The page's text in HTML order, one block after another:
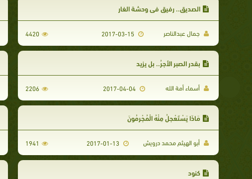
الصديق.. رفيق في وحشة الغار
جمال عبدالناصر 4420
بقدرِ الصبرِ الأجرُ.. بل يزيد
أسماء أمة الله 2206
مَاذَا يَسْتَعْجِلُ مِنْهُ الْمُجْرِمُونَ
أبو الهيثم محمد درويش 2017-01-13
1941
كنود